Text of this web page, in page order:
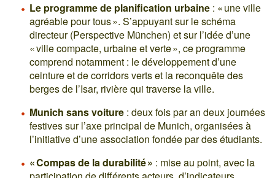
Le programme de planification urbaine : « une ville
agréable pour tous ». S’appuyant sur le schéma
directeur (Perspective München) et sur l’idée d’une
« ville compacte, urbaine et verte », ce programme
comprend notamment : le développement d’une
ceinture et de corridors verts et la reconquête des
berges de l’Isar, rivière qui traverse la ville.
Munich sans voiture : deux fois par an deux journées
festives sur l’axe principal de Munich, organisées à
l’initiative d’une association fondée par des étudiants.
« Compas de la durabilité » : mise au point, avec la